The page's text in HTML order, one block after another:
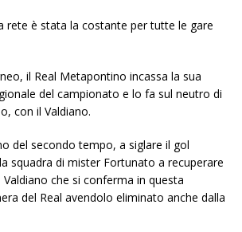
rete è stata la costante per tutte le gare
il Real Metapontino incassa la sua
del campionato e lo fa sul neutro di
con il Valdiano.
del secondo tempo, a siglare il gol
squadra di mister Fortunato a recuperare
che si conferma in questa
del Real avendolo eliminato anche dalla